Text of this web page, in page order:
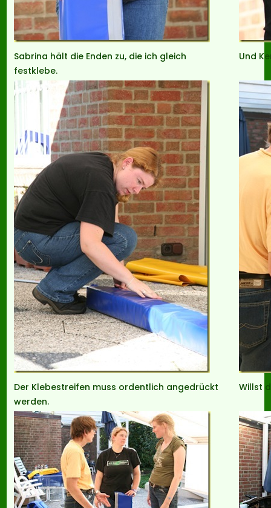
Sabrina hält die Enden zu, die ich gleich
festklebe.
Und
Der Klebestreifen muss ordentlich angedrückt
werden.
Willst